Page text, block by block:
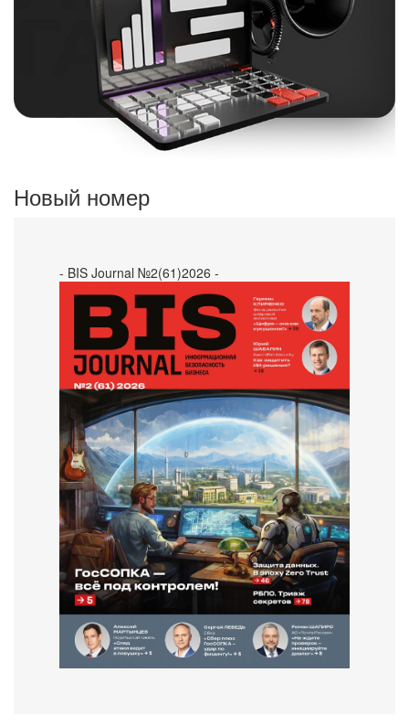
Новый номер
- BIS Journal №2(61)2026 -